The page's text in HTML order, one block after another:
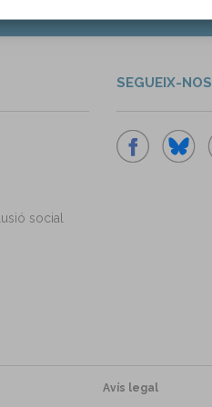
social
SEGUEIX-NOS
Avís legal